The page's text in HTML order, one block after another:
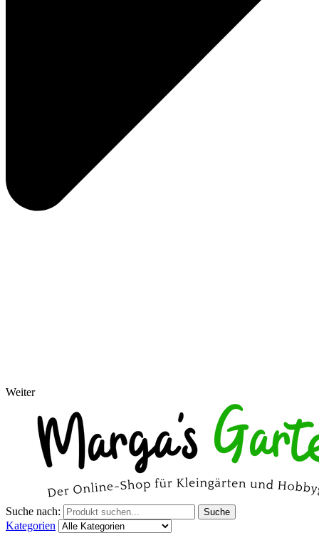
Weiter
Suche nach: Suche
Kategorien